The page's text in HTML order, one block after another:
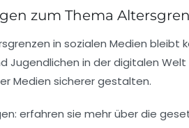
zum Thema
in sozialen Medien bleibt
Jugendlichen in der digitalen Welt
Medien sicherer gestalten.